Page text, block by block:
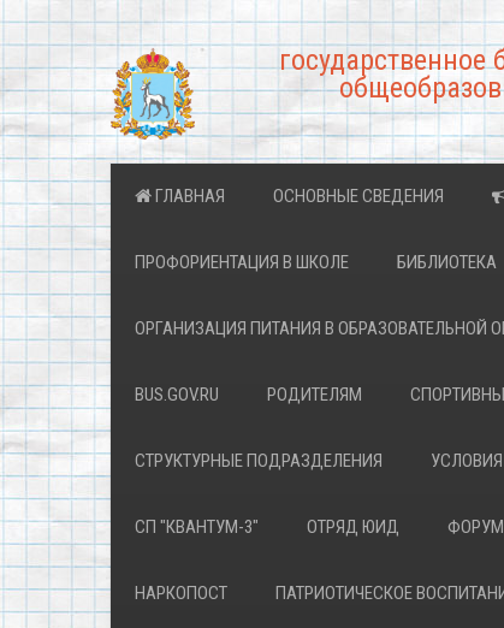
ГЛАВНАЯ ОСНОВНЫЕ СВЕДЕНИЯ
ПРОФОРИЕНТАЦИЯ В ШКОЛЕ БИБЛИОТЕКА
ОРГАНИЗАЦИЯ ПИТАНИЯ В ОБРАЗОВАТЕЛЬНОЙ
BUS.GOV.RU РОДИТЕЛЯМ
СТРУКТУРНЫЕ ПОДРАЗДЕЛЕНИЯ
СП "КВАНТУМ-3" ОТРЯД ЮИД ФОРУМ
НАРКОПОСТ ПАТРИОТИЧЕСКОЕ